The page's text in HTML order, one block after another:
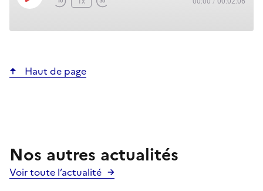
Episode
Haut de page
Nos autres actualités
Voir toute l’actualité